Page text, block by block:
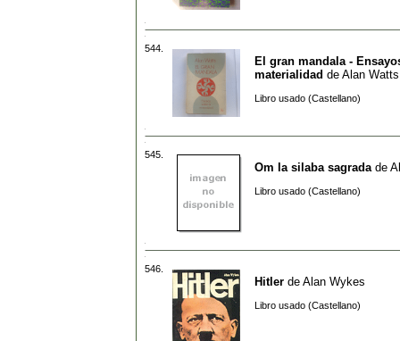
544.
El gran mandala -
materialidad de Alan Watts
Libro usado (Castellano)
545.
Om la silaba sagrada de
Libro usado (Castellano)
546.
Hitler de Alan Wykes
Libro usado (Castellano)